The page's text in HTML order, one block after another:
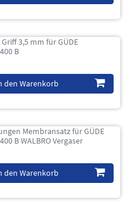
3,5 mm für GÜDE
B
den Warenkorb
Membransatz für GÜDE
B WALBRO Vergaser
den Warenkorb